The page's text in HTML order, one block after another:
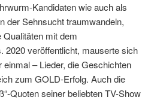
Kandidaten wie auch als
der Sehnsucht traumwandeln,
mit dem
2020 veröffentlicht, mauserte sich
– Lieder, die Geschichten
zum GOLD-Erfolg. Auch die
Quoten seiner beliebten TV-Show